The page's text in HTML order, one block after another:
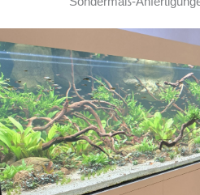
Ich
Rochen hier erworben.
habe ich eine super
Beratung erhalten! Auch
Fragen, habe ich